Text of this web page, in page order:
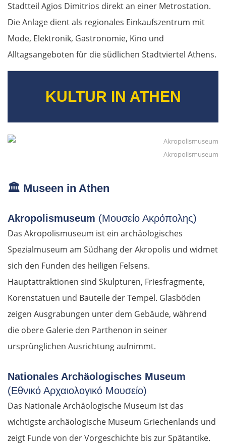
Stadtteil Agios Dimitrios direkt an einer Metrostation.
Die Anlage dient als regionales Einkaufszentrum mit
Mode, Elektronik, Gastronomie, Kino und
Alltagsangeboten für die südlichen Stadtviertel Athens.
KULTUR IN ATHEN
Akropolismuseum
🏛️ Museen in Athen
Akropolismuseum (Μουσείο Ακρόπολης)
Das Akropolismuseum ist ein archäologisches
Spezialmuseum am Südhang der Akropolis und widmet
sich den Funden des heiligen Felsens.
Hauptattraktionen sind Skulpturen, Friesfragmente,
Korenstatuen und Bauteile der Tempel. Glasböden
zeigen Ausgrabungen unter dem Gebäude, während
die obere Galerie den Parthenon in seiner
ursprünglichen Ausrichtung aufnimmt.
Nationales Archäologisches Museum
(Εθνικό Αρχαιολογικό Μουσείο)
Das Nationale Archäologische Museum ist das
wichtigste archäologische Museum Griechenlands und
zeigt Funde von der Vorgeschichte bis zur Spätantike.